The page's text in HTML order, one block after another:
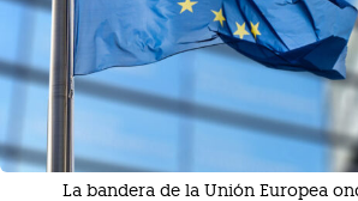
La bandera de la Unión Europea